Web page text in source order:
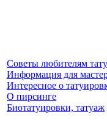
Советы любителям тату
Информация для
Интересное о
О пирсинге
Биотатуировки, татуаж